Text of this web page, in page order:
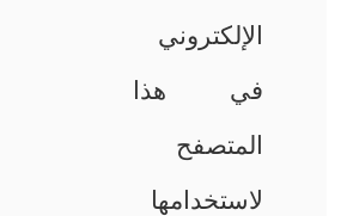
الإلكتروني
في هذا
المتصفح
لاستخدامها